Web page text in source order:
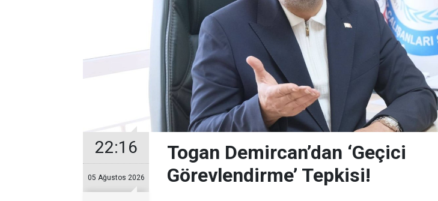
22:16
05 Ağustos 2026
Togan Demircan’dan ‘Geçici
Görevlendirme’ Tepkisi!